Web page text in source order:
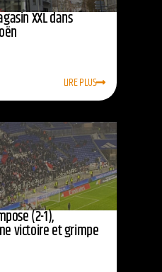
XXL dans
LIRE PLUS
(2-1),
victoire et grimpe